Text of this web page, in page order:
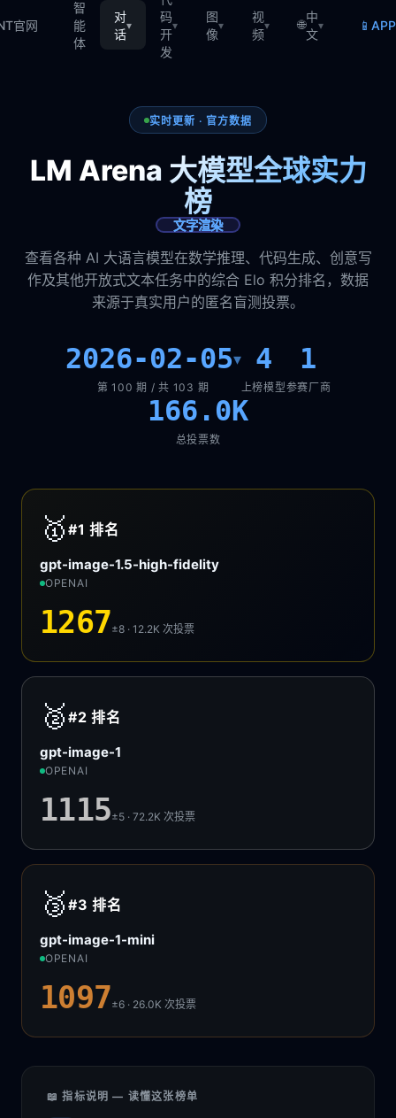
官网
智
能
体
对
话
▾
码
开
发
▾
图
像
▾
视
频
▾ 🌐
中
文
▾ 📱
实时更新 · 官方数据
LM Arena 大模型全球实力
榜
文字渲染
查看各种 AI 大语言模型在数学推理、代码生成、创意写
作及其他开放式文本任务中的综合 Elo 积分排名，数据
来源于真实用户的匿名盲测投票。
2026-02-05▾
第 100 期 / 共 103 期
4
上榜模型
1
参赛厂商
166.0K
总投票数
🥇 #1排名
gpt-image-1.5-high-fidelity
OPENAI
1267±8 · 12.2K次投票
🥈 #2排名
gpt-image-1
OPENAI
1115±5 · 72.2K次投票
🥉 #3排名
gpt-image-1-mini
OPENAI
1097±6 · 26.0K次投票
📖 指标说明 — 读懂这张榜单